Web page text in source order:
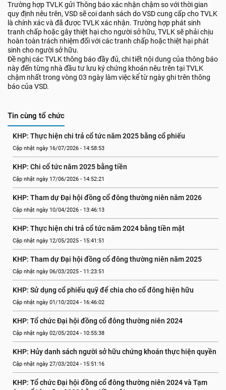
Trường hợp TVLK gửi Thông báo xác nhận chậm so với thời gian
quy định nêu trên, VSD sẽ coi danh sách do VSD cung cấp cho TVLK
là chính xác và đã được TVLK xác nhận. Trường hợp phát sinh
tranh chấp hoặc gây thiệt hại cho người sở hữu, TVLK sẽ phải chịu
hoàn toàn trách nhiệm đối với các tranh chấp hoặc thiệt hại phát
sinh cho người sở hữu.
Đề nghị các TVLK thông báo đầy đủ, chi tiết nội dung của thông báo
này đến từng nhà đầu tư lưu ký chứng khoán nêu trên tại TVLK
chậm nhất trong vòng 03 ngày làm việc kể từ ngày ghi trên thông
báo của VSD.
Tin cùng tổ chức
KHP: Thực hiện chi trả cổ tức năm 2025 bằng cổ phiếu
Cập nhật ngày 16/07/2026 - 14:58:53
KHP: Chi cổ tức năm 2025 bằng tiền
Cập nhật ngày 17/06/2026 - 14:52:21
KHP: Tham dự Đại hội đồng cổ đông thường niên năm 2026
Cập nhật ngày 10/04/2026 - 13:46:13
KHP: Thực hiện chi trả cổ tức năm 2024 bằng tiền mặt
Cập nhật ngày 12/05/2025 - 15:41:51
KHP: Tham dự Đại hội đồng cổ đông thường niên năm 2025
Cập nhật ngày 06/03/2025 - 11:23:51
KHP: Sử dụng cổ phiếu quỹ để chia cho cổ đông hiện hữu
Cập nhật ngày 01/10/2024 - 16:46:02
KHP: Tổ chức Đại hội đồng cổ đông thường niên 2024
Cập nhật ngày 02/05/2024 - 10:55:38
KHP: Hủy danh sách người sở hữu chứng khoán thực hiện quyền
Cập nhật ngày 27/03/2024 - 15:51:16
KHP: Tổ chức Đại hội đồng cổ đông thường niên 2024 và Tạm